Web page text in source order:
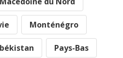
Monténégro
Pays-Bas